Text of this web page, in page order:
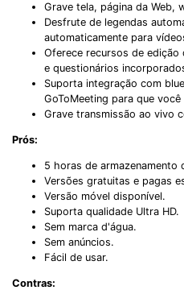
Grave tela, página da Web,
Desfrute de legendas
automaticamente para
Oferece recursos de
e questionários
Suporta integração com
GoToMeeting para que
Grave transmissão ao vivo
Prós:
5 horas de armazenamento
Versões gratuitas e pagas
Versão móvel disponível.
Suporta qualidade Ultra HD.
Sem marca d'água.
Sem anúncios.
Fácil de usar.
Contras: